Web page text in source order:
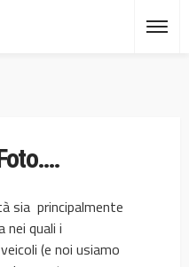
sia principalmente
nei quali i
(e noi usiamo